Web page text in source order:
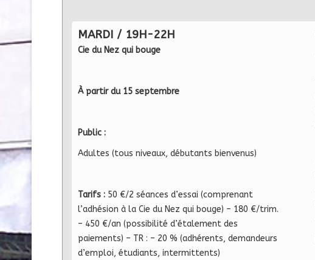
MARDI / 19H-22H
Cie du Nez qui bouge
À partir du 15 septembre
Public :
Adultes (tous niveaux, débutants bienvenus)
Tarifs : 50 €/2 séances d’essai (comprenant
l’adhésion à la Cie du Nez qui bouge) – 180 €/trim.
– 450 €/an (possibilité d’étalement des
paiements) – TR : – 20 % (adhérents, demandeurs
d’emploi, étudiants, intermittents)